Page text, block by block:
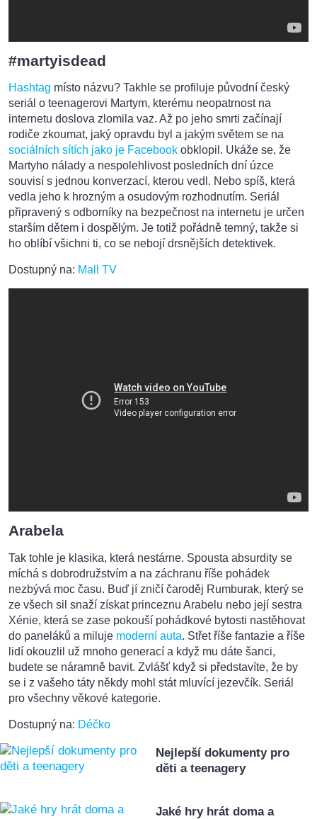
#martyisdead
Hashtag místo názvu? Takhle se profiluje původní český
seriál o teenagerovi Martym, kterému neopatrnost na
internetu doslova zlomila vaz. Až po jeho smrti začínají
rodiče zkoumat, jaký opravdu byl a jakým světem se na
sociálních sítích jako je Facebook obklopil. Ukáže se, že
Martyho nálady a nespolehlivost posledních dní úzce
souvisí s jednou konverzací, kterou vedl. Nebo spíš, která
vedla jeho k hrozným a osudovým rozhodnutím. Seriál
připravený s odborníky na bezpečnost na internetu je určen
starším dětem i dospělým. Je totiž pořádně temný, takže si
ho oblíbí všichni ti, co se nebojí drsnějších detektivek.
Dostupný na: Mall TV
Arabela
Tak tohle je klasika, která nestárne. Spousta absurdity se
míchá s dobrodružstvím a na záchranu říše pohádek
nezbývá moc času. Buď jí zničí čaroděj Rumburak, který se
ze všech sil snaží získat princeznu Arabelu nebo její sestra
Xénie, která se zase pokouší pohádkové bytosti nastěhovat
do paneláků a miluje moderní auta. Střet říše fantazie a říše
lidí okouzlil už mnoho generací a když mu dáte šanci,
budete se náramně bavit. Zvlášť když si představíte, že by
se i z vašeho táty někdy mohl stát mluvící jezevčík. Seriál
pro všechny věkové kategorie.
Dostupný na: Déčko
Nejlepší dokumenty pro
děti a teenagery
Jaké hry hrát doma a